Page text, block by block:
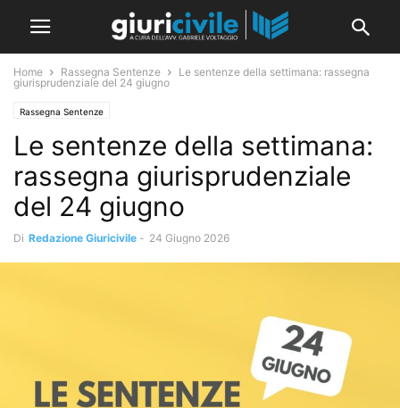
Home Rassegna Sentenze
Le sentenze della settimana: rassegna
giurisprudenziale del 24 giugno
Rassegna Sentenze
Le sentenze della settimana:
rassegna giurisprudenziale
del 24 giugno
Di Redazione Giuricivile - 24 Giugno 2026